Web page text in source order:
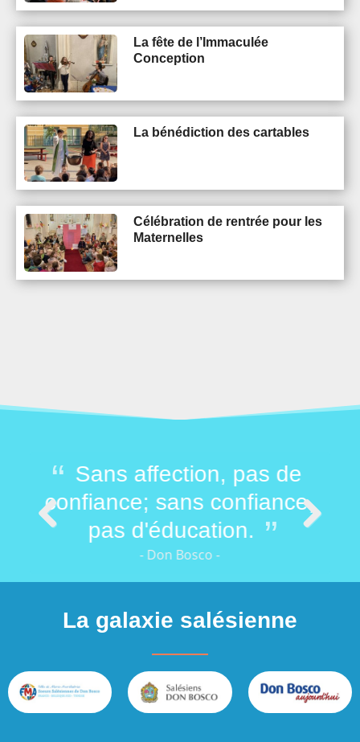
La fête de l’Immaculée
Conception
La bénédiction des cartables
Célébration de rentrée pour les
Maternelles
Sans affection, pas de
confiance; sans confiance,
pas d'éducation.
- Don Bosco -
Previous
La galaxie salésienne